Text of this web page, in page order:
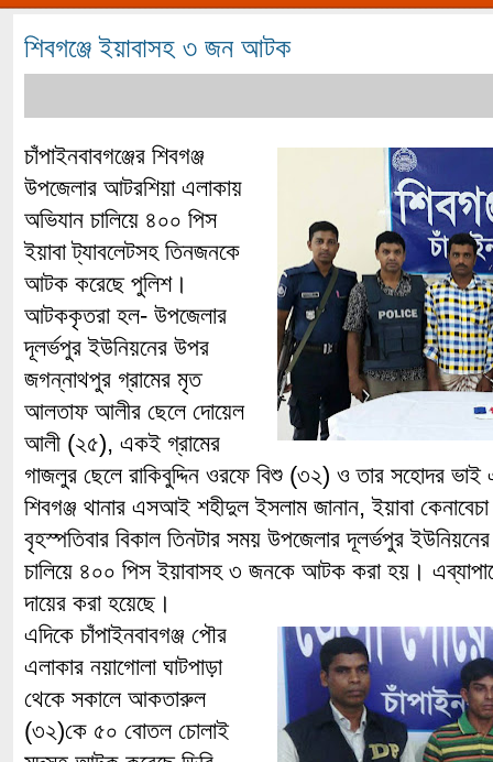
শিবগঞ্জে ইয়াবাসহ ৩ জন আটক
চাঁপাইনবাবগঞ্জের শিবগঞ্জ
উপজেলার আটরশিয়া এলাকায়
অভিযান চালিয়ে ৪০০ পিস
ইয়াবা ট্যাবলেটসহ তিনজনকে
আটক করেছে পুলিশ।
আটককৃতরা হল- উপজেলার
দূলর্ভপুর ইউনিয়নের উপর
জগন্নাথপুর গ্রামের মৃত
আলতাফ আলীর ছেলে দোয়েল
আলী (২৫), একই গ্রামের
গাজলুর ছেলে রাকিবুদ্দিন ওরফে বিশু (৩২) ও তার সহোদর
শিবগঞ্জ থানার এসআই শহীদুল ইসলাম জানান, ইয়াবা
বৃহস্পতিবার বিকাল তিনটার সময় উপজেলার দূলর্ভপুর
চালিয়ে ৪০০ পিস ইয়াবাসহ ৩ জনকে আটক করা হয়।
দায়ের করা হয়েছে।
এদিকে চাঁপাইনবাবগঞ্জ পৌর
এলাকার নয়াগোলা ঘাটপাড়া
থেকে সকালে আকতারুল
(৩২)কে ৫০ বোতল চোলাই